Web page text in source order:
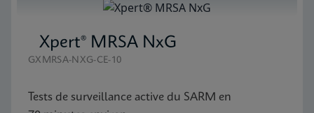
Xpert® MRSA NxG
GXMRSA-NXG-CE-10
Tests de surveillance active du SARM en